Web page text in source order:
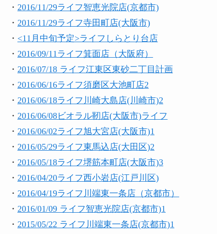
・ 2016/11/29ライフ智恵光院店(京都市)
・ 2016/11/29ライフ寺田町店(大阪市)
・ <11月中旬予定>ライフしらとり台店
・ 2016/09/11ライフ箕面店（大阪府）
・ 2016/07/18 ライフ江東区東砂二丁目計画
・ 2016/06/16ライフ須磨区大池町店2
・ 2016/06/18ライフ川崎大島店(川崎市)2
・ 2016/06/08ビオラル靭店(大阪市)ライフ
・ 2016/06/02ライフ旭大宮店(大阪市)1
・ 2016/05/29ライフ東馬込店(大田区)2
・ 2016/05/18ライフ堺筋本町店(大阪市)3
・ 2016/04/20ライフ西小岩店(江戸川区)
・ 2016/04/19ライフ川端東一条店（京都市）
・ 2016/01/09 ライフ智恵光院店(京都市)1
・ 2015/05/22 ライフ川端東一条店(京都市)1